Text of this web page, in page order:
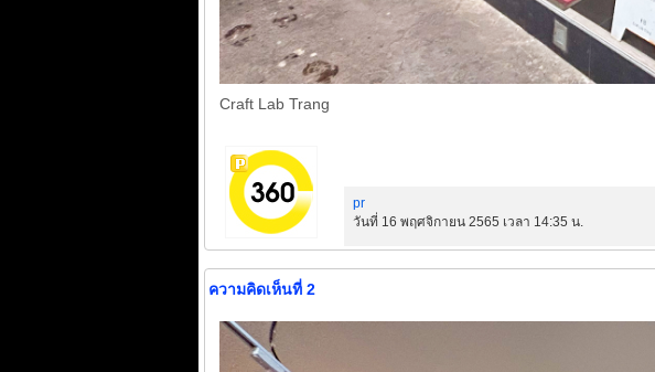
Craft Lab Trang
pr
วันที่ 16 พฤศจิกายน 2565 เวลา 14:35 น.
ความคิดเห็นที่ 2